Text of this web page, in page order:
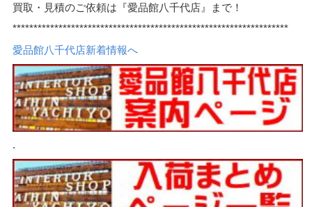
買取・見積のご依頼は『愛品館八千代店』まで！
******************************************************************
愛品館八千代店新着情報へ
.